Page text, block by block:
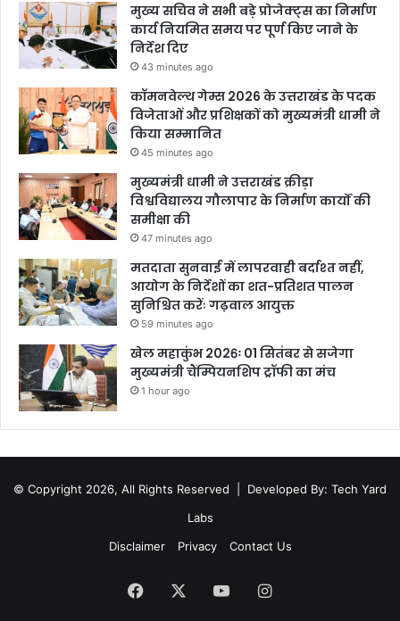
मुख्य सचिव ने सभी बड़े प्रोजेक्ट्स का निर्माण
कार्य नियमित समय पर पूर्ण किए जाने के
निर्देश दिए
43 minutes ago
कॉमनवेल्थ गेम्स 2026 के उत्तराखंड के पदक
विजेताओं और प्रशिक्षकों को मुख्यमंत्री धामी ने
किया सम्मानित
45 minutes ago
मुख्यमंत्री धामी ने उत्तराखंड क्रीड़ा
विश्वविद्यालय गौलापार के निर्माण कार्यों की
समीक्षा की
47 minutes ago
मतदाता सुनवाई में लापरवाही बर्दाश्त नहीं,
आयोग के निर्देशों का शत-प्रतिशत पालन
सुनिश्चित करेंः गढ़वाल आयुक्त
59 minutes ago
खेल महाकुंभ 2026ः 01 सितंबर से सजेगा
मुख्यमंत्री चैंम्पियनशिप ट्रॉफी का मंच
1 hour ago
© Copyright 2026, All Rights Reserved | Developed By: Tech Yard
Labs
Disclaimer
Privacy Contact Us
Facebook YouTubeInstagram